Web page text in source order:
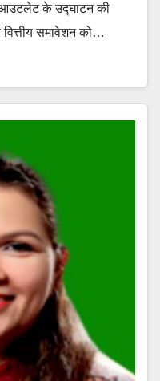
आउटलेट के उद्घाटन की
समावेशन को…